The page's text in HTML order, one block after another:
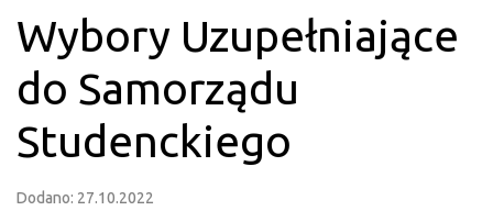
Wybory Uzupełniające
do Samorządu
Studenckiego
Dodano: 27.10.2022